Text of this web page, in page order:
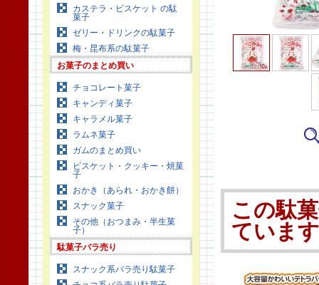
カステラ・ビスケット の駄
菓子
ゼリー・ドリンクの駄菓子
梅・昆布系の駄菓子
お菓子のまとめ買い
チョコレート菓子
キャンディ菓子
キャラメル菓子
ラムネ菓子
ガムのまとめ買い
ビスケット・クッキー・焼菓
子
おかき（あられ・おかき餅）
スナック菓子
その他（おつまみ・半生菓
子）
駄菓子バラ売り
スナック系バラ売り駄菓子
この駄
ていま